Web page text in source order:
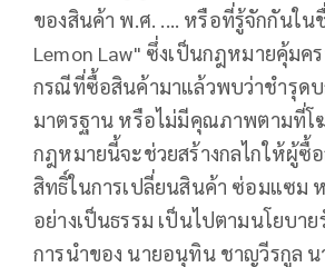
ของสินค้า พ.ศ. .... หรือที่รู้จักกันใ
Lemon Law" ซึ่งเป็นกฎหมายคุ้มค
กรณีที่ซื้อสินค้ามาแล้วพบว่าชำรุดบ
มาตรฐาน หรือไม่มีคุณภาพตามที่โ
กฎหมายนี้จะช่วยสร้างกลไกให้ผู้ซื้อ
สิทธิ์ในการเปลี่ยนสินค้า ซ่อมแซม
อย่างเป็นธรรม เป็นไปตามนโยบา
การนำของ นายอนุทิน ชาญวีรกูล